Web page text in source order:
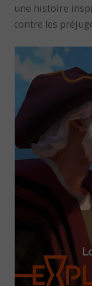
une histoire
contre les